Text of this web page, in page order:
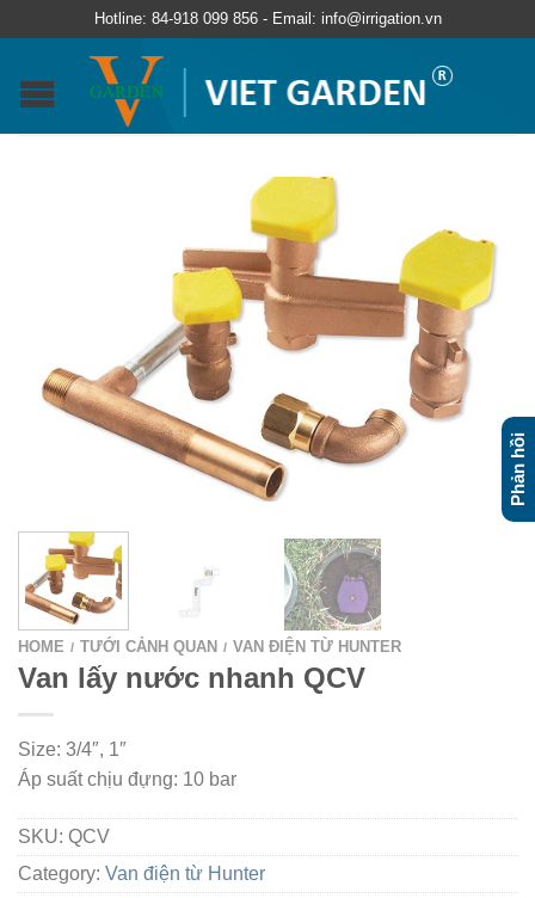
Hotline: 84-918 099 856 - Email: info@irrigation.vn
HOME / TƯỚI CẢNH QUAN / VAN ĐIỆN TỪ HUNTER
Van lấy nước nhanh QCV
Size: 3/4″, 1″
Áp suất chịu đựng: 10 bar
SKU: QCV
Category: Van điện từ Hunter
Phản hồi